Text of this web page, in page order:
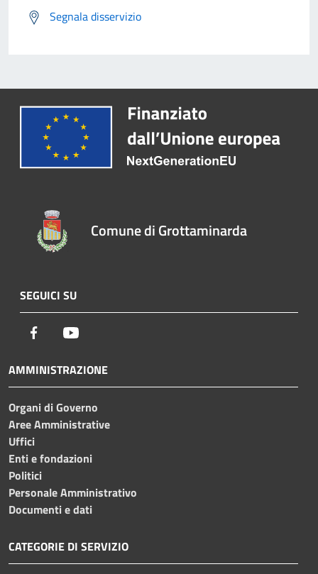
Segnala disservizio
Comune di Grottaminarda
SEGUICI SU
Facebook
AMMINISTRAZIONE
Organi di Governo
Aree Amministrative
Uffici
Enti e fondazioni
Politici
Personale Amministrativo
Documenti e dati
CATEGORIE DI SERVIZIO